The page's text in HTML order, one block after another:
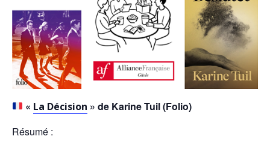
« La Décision » de Karine Tuil (Folio)
Résumé :